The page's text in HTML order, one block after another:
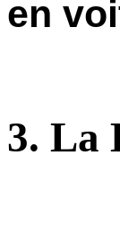
en
3. La